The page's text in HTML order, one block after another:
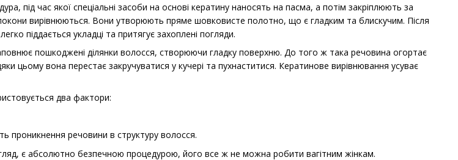
під час якої спеціальні засоби на основі кератину наносять на пасма, а потім закріплюють за
вирівнюються. Вони утворюють пряме шовковисте полотно, що є гладким та блискучим. Після
піддається укладці та притягує захоплені погляди.
пошкоджені ділянки волосся, створюючи гладку поверхню. До того ж така речовина огортає
цьому вона перестає закручуватися у кучері та пухнаститися. Кератинове вирівнювання усуває
два фактори:
проникнення речовини в структуру волосся.
є абсолютно безпечною процедурою, його все ж не можна робити вагітним жінкам.